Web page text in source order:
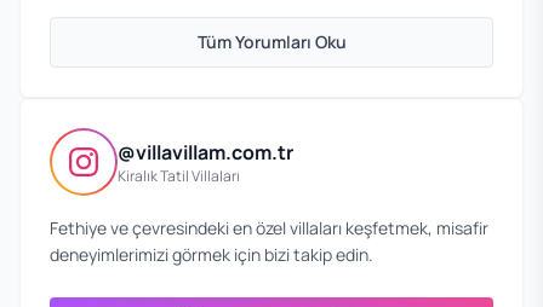
Tüm Yorumları Oku
@villavillam.com.tr
Kiralık Tatil Villaları
Fethiye ve çevresindeki en özel villaları keşfetmek, misafir
deneyimlerimizi görmek için bizi takip edin.